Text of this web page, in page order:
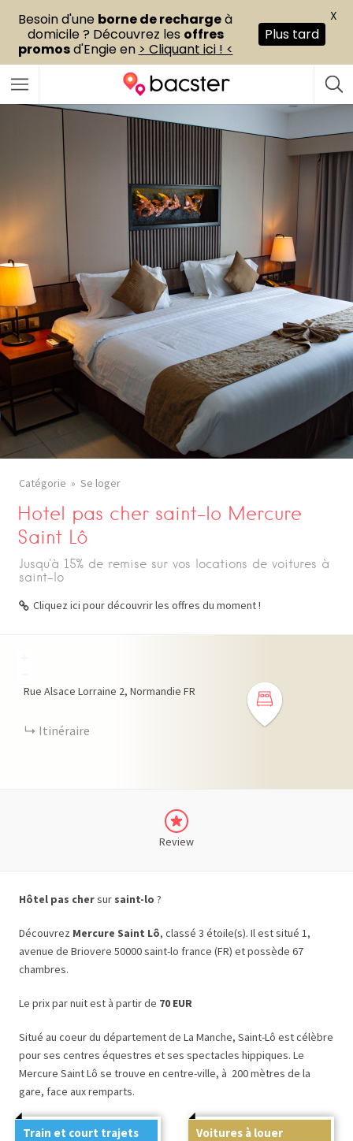
Catégorie Se loger
Hotel pas cher saint-lo Mercure
Saint Lô
Jusqu'à 15% de remise sur vos locations de voitures à
saint-lo
Cliquez ici pour découvrir les offres du moment !
Rue Alsace Lorraine 2 Normandie FR
Itinéraire
Review
Hôtel pas chersur saint-lo ?
Découvrez Mercure Saint Lô, classé 3 étoile(s). Il est situé 1,
avenue de Briovere 50000 saint-lo france (FR) et possède 67
chambres.
Le prix par nuit est à partir de 70 EUR
Situé au coeur du département de La Manche, Saint-Lô est célèbre
pour ses centres équestres et ses spectacles hippiques. Le
Mercure Saint Lô se trouve en centre-ville, à 200 mètres de la
gare, face aux remparts.
Train et court trajets Voitures à louer
Besoin d'une borne de rechargeà
domicile ? Découvrez les offres
promosd'Engie en > Cliquant ici ! <
Plus tard
X